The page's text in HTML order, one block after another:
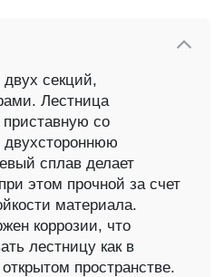
секций,
Лестница
со
двухстороннюю
сплав делает
этом прочной за счет
материала.
коррозии, что
лестницу как в
пространстве.